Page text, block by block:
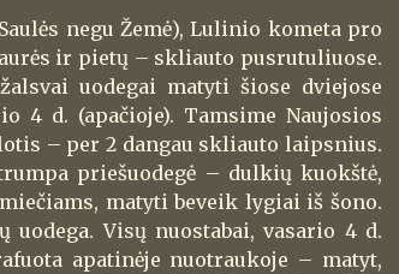
negu Žemė), Lulinio kometa pro
ir pietų – skliauto pusrutuliuose.
uodegai matyti šiose dviejose
4 d. (apačioje). Tamsime Naujosios
– per 2 dangau skliauto laipsnius.
priešuodegė – dulkių kuokštė,
matyti beveik lygiai iš šono.
uodega. Visų nuostabai, vasario 4 d.
apatinėje nuotraukoje – matyt,